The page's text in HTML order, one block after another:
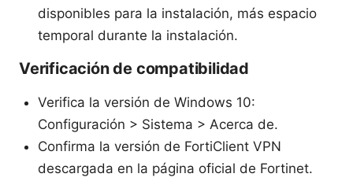
disponibles para la instalación, más espacio
temporal durante la instalación.
Verificación de compatibilidad
Verifica la versión de Windows 10:
Configuración > Sistema > Acerca de.
Confirma la versión de FortiClient VPN
descargada en la página oficial de Fortinet.